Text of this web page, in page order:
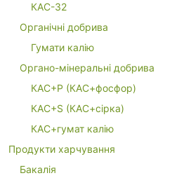
КАС-32
Органічні добрива
Гумати калію
Органо-мінеральні добрива
КАС+P (КАС+фосфор)
КАС+S (КАС+сірка)
КАС+гумат калію
Продукти харчування
Бакалія